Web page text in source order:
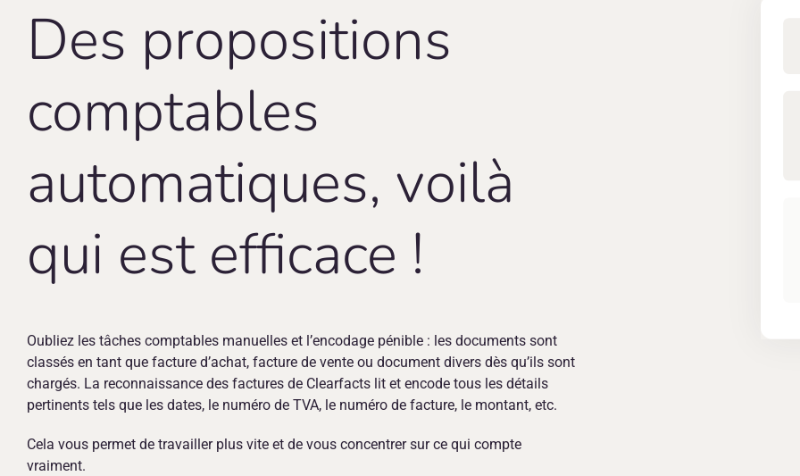
Des propositions
comptables
automatiques, voilà
qui est efficace !
Oubliez les tâches comptables manuelles et l’encodage pénible : les documents sont
classés en tant que facture d’achat, facture de vente ou document divers dès qu’ils sont
chargés. La reconnaissance des factures de Clearfacts lit et encode tous les détails
pertinents tels que les dates, le numéro de TVA, le numéro de facture, le montant, etc.
Cela vous permet de travailler plus vite et de vous concentrer sur ce qui compte
vraiment.